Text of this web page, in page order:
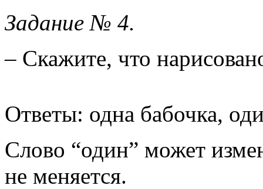
Задание № 4.
– Скажите, что
Ответы: одна бабочка,
Слово “один” может
не меняется.